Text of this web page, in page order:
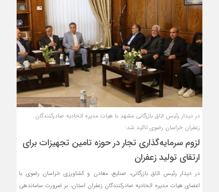
در دیدار رئیس اتاق بازرگانی مشهد با هیات مدیره اتحادیه صادرکنندگان
زعفران خراسان رضوی تاکید شد:
لزوم سرمایه‌گذاری تجار در حوزه تامین تجهیزات برای
ارتقای تولید زعفران
در دیدار رئیس اتاق بازرگانی، صنایع، معادن و کشاورزی خراسان رضوی با
اعضای هیات مدیره اتحادیه صادرکنندگان زعفران استان، بر ضرورت ساماندهی